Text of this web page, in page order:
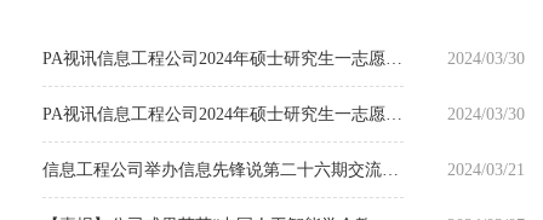
2024/03/30
2024/03/30
2024/03/21